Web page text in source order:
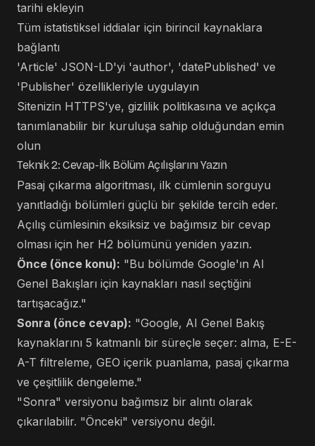
tarihi ekleyin
Tüm istatistiksel iddialar için birincil kaynaklara
bağlantı
'Article' JSON-LD'yi 'author', 'datePublished' ve
'Publisher' özellikleriyle uygulayın
Sitenizin HTTPS'ye, gizlilik politikasına ve açıkça
tanımlanabilir bir kuruluşa sahip olduğundan emin
olun
Teknik 2: Cevap-İlk Bölüm Açılışlarını Yazın
Pasaj çıkarma algoritması, ilk cümlenin sorguyu
yanıtladığı bölümleri güçlü bir şekilde tercih eder.
Açılış cümlesinin eksiksiz ve bağımsız bir cevap
olması için her H2 bölümünü yeniden yazın.
Önce (önce konu): "Bu bölümde Google'ın AI
Genel Bakışları için kaynakları nasıl seçtiğini
tartışacağız."
Sonra (önce cevap): "Google, AI Genel Bakış
kaynaklarını 5 katmanlı bir süreçle seçer: alma, E-E-
A-T filtreleme, GEO içerik puanlama, pasaj çıkarma
ve çeşitlilik dengeleme."
"Sonra" versiyonu bağımsız bir alıntı olarak
çıkarılabilir. "Önceki" versiyonu değil.